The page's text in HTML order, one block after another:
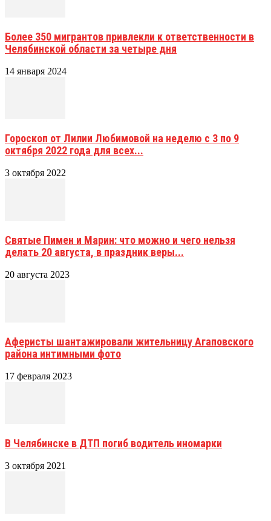
Более 350 мигрантов привлекли к ответственности в
Челябинской области за четыре дня
14 января 2024
Гороскоп от Лилии Любимовой на неделю с 3 по 9
октября 2022 года для всех...
3 октября 2022
Святые Пимен и Марин: что можно и чего нельзя
делать 20 августа, в праздник веры...
20 августа 2023
Аферисты шантажировали жительницу Агаповского
района интимными фото
17 февраля 2023
В Челябинске в ДТП погиб водитель иномарки
3 октября 2021